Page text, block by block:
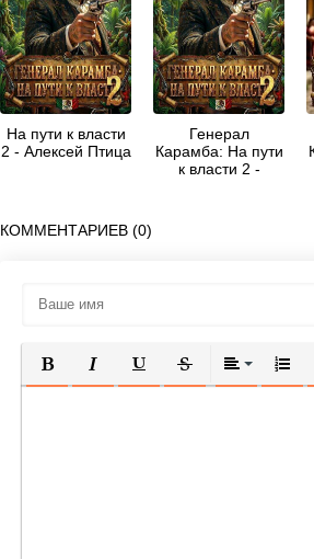
На пути к власти
2 - Алексей Птица
Генерал
Карамба: На пути
к власти 2 -
КОММЕНТАРИЕВ (0)
ПОЛУЖИРНЫЙ
КУРСИВПОДЧЕРКНУТЫЙ
ЗАЧЕРКНУТЫЙ